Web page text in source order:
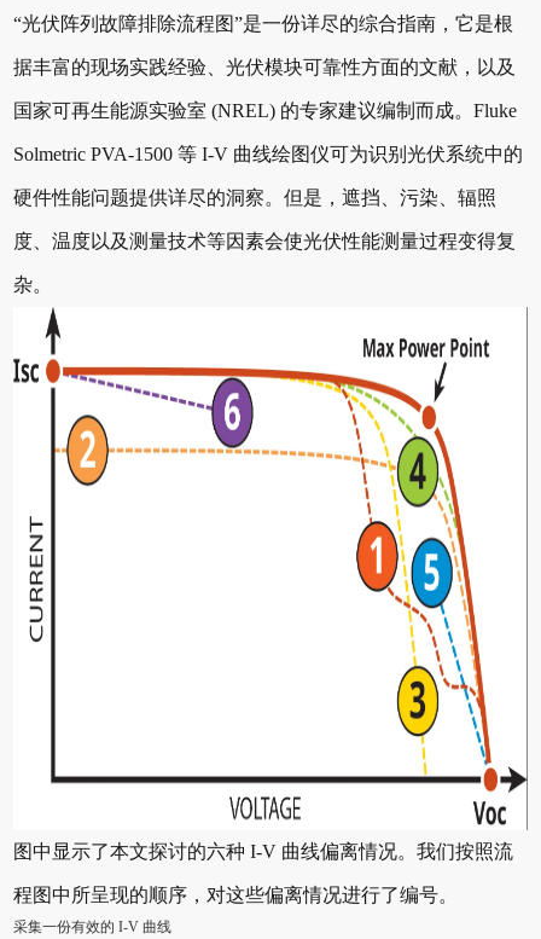
“光伏阵列故障排除流程图”是一份详尽的综合指南，它是根
据丰富的现场实践经验、光伏模块可靠性方面的文献，以及
国家可再生能源实验室 (NREL) 的专家建议编制而成。Fluke
Solmetric PVA-1500 等 I-V 曲线绘图仪可为识别光伏系统中的
硬件性能问题提供详尽的洞察。但是，遮挡、污染、辐照
度、温度以及测量技术等因素会使光伏性能测量过程变得复
杂。
图中显示了本文探讨的六种 I-V 曲线偏离情况。我们按照流
程图中所呈现的顺序，对这些偏离情况进行了编号。
采集一份有效的 I-V 曲线